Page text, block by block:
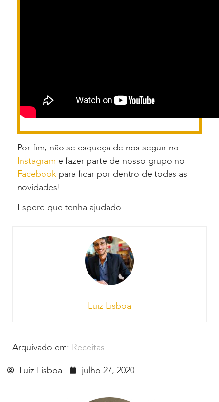
Por fim, não se esqueça de nos seguir no
Instagram e fazer parte de nosso grupo no
Facebook para ficar por dentro de todas as
novidades!
Espero que tenha ajudado.
Luiz Lisboa
Arquivado em: Receitas
Luiz Lisboa
julho 27, 2020